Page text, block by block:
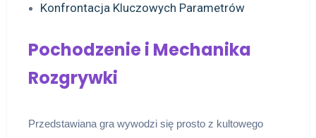
Konfrontacja Kluczowych Parametrów
Pochodzenie i Mechanika
Rozgrywki
Przedstawiana gra wywodzi się prosto z kultowego